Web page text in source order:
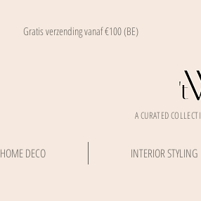
Gratis verzending vanaf €100 (BE)
A CURATED
HOME DECO INTERIOR STYLING